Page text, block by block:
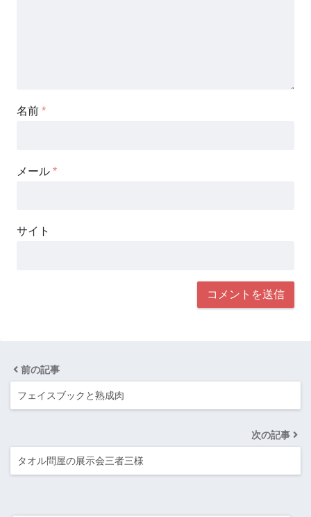
名前 *
メール *
サイト
前の記事
フェイスブックと熟成肉
次の記事
タオル問屋の展示会三者三様